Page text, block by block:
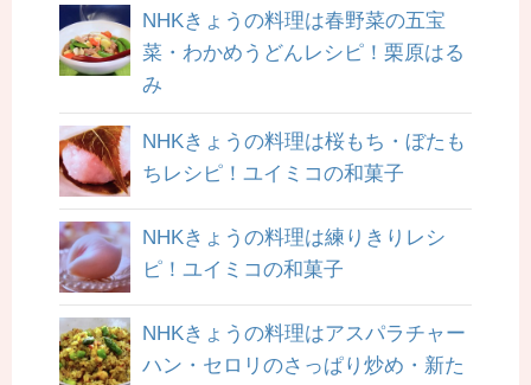
NHKきょうの料理は春野菜の五宝
菜・わかめうどんレシピ！栗原はる
み
NHKきょうの料理は桜もち・ぼたも
ちレシピ！ユイミコの和菓子
NHKきょうの料理は練りきりレシ
ピ！ユイミコの和菓子
NHKきょうの料理はアスパラチャー
ハン・セロリのさっぱり炒め・新た